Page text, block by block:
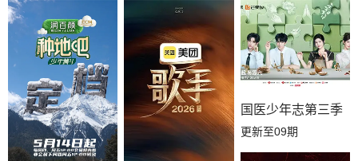
第03集 第02集电影部分 第02集
第01集电影部分 第01集
国医少年志第三季
更新至09期